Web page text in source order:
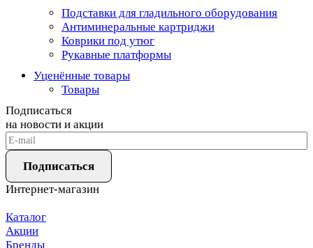
Подставки для гладильного оборудования
Антиминеральные картриджи
Коврики под утюг
Рукавные платформы
Уценённые товары
Товары
Подписаться
на новости и акции
Подписаться
Интернет-магазин
Каталог
Акции
Бренды